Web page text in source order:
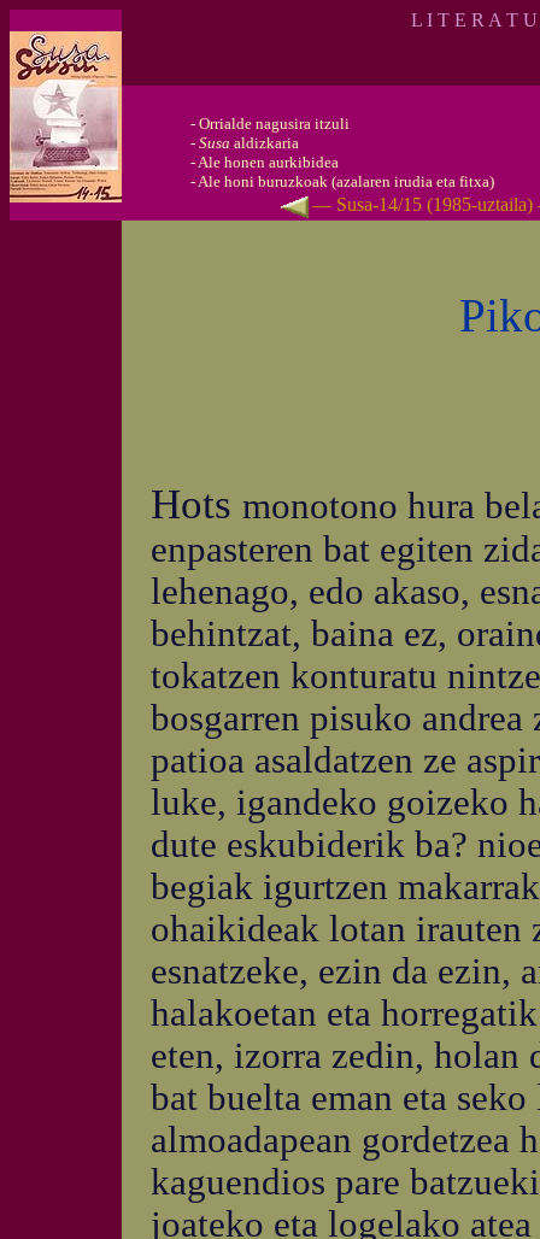
L I T E R A T
- Orrialde nagusira itzuli
- Susa aldizkaria
-Ale honen aurkibidea
-Ale honi buruzkoak (azalaren irudia eta fitxa)
— Susa-14/15 (1985-
Hots monotono hura
enpasteren bat egiten
lehenago, edo akaso,
behintzat, baina ez,
tokatzen konturatu
bosgarren pisuko
patioa asaldatzen ze
luke, igandeko goizeko
dute eskubiderik ba?
begiak igurtzen
ohaikideak lotan irauten
esnatzeke, ezin da ezin,
halakoetan eta
eten, izorra zedin, holan
bat buelta eman eta
almoadapean gordetzea
kaguendios pare
joateko eta logelako